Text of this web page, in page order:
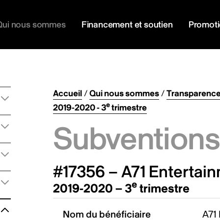
nous sommes Financement et soutien
Accueil/Qui nous sommes/
2019-2020 - 3etrimestre
#17356 – A71
2019-2020 – 3e trimestre
Nom du bénéficiaire